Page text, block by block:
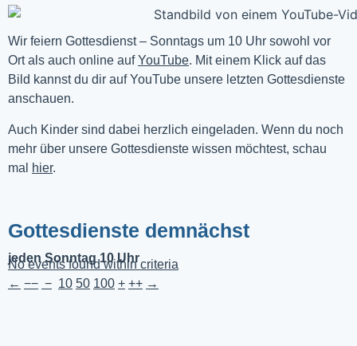
Wir feiern Gottesdienst – Sonntags um 10 Uhr sowohl vor
Ort als auch online auf YouTube. Mit einem Klick auf das
Bild kannst du dir auf YouTube unsere letzten Gottesdienste
anschauen.
Auch Kinder sind dabei herzlich eingeladen. Wenn du noch
mehr über unsere Gottesdienste wissen möchtest, schau
mal
hier.
Gottesdienste demnächst
jeden Sonntag 10 Uhr
No events found within criteria
← −− − 10 50 100 + ++ →